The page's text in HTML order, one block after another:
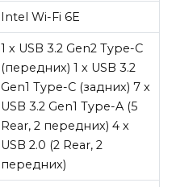
Intel Wi-Fi 6E
1 x USB 3.2 Gen2 Type-C
(передних) 1 x USB 3.2
Gen1 Type-C (задних) 7 x
USB 3.2 Gen1 Type-A (5
Rear, 2 передних) 4 x
USB 2.0 (2 Rear, 2
передних)